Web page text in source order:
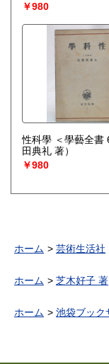
￥980
性
田典礼 著）
￥980
ホーム 芸術生活社
ホーム 芝木好子 著
ホーム 池袋ブック